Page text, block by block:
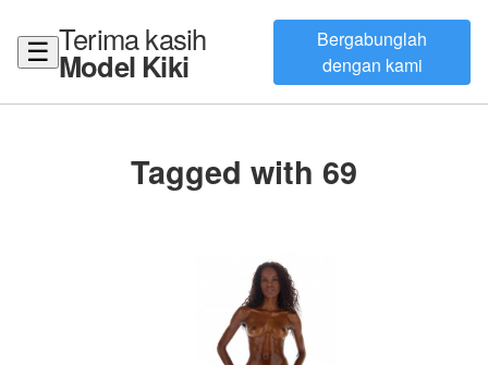
☰ Terima kasih
Model Kiki
Bergabunglah
dengan kami
Tagged with 69